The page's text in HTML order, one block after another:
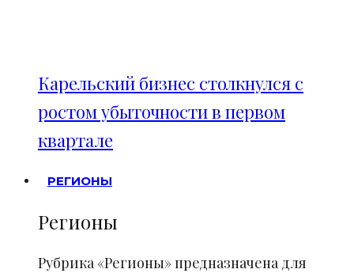
Карельский бизнес столкнулся с
ростом убыточности в первом
квартале
РЕГИОНЫ
Регионы
Рубрика «Регионы» предназначена для